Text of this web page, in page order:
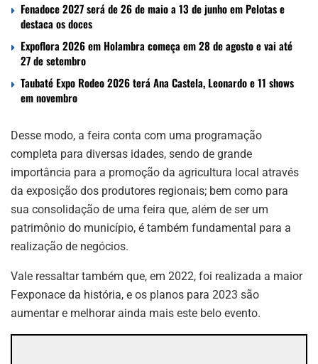
Fenadoce 2027 será de 26 de maio a 13 de junho em Pelotas e
destaca os doces
Expoflora 2026 em Holambra começa em 28 de agosto e vai até
27 de setembro
Taubaté Expo Rodeo 2026 terá Ana Castela, Leonardo e 11 shows
em novembro
Desse modo, a feira conta com uma programação
completa para diversas idades, sendo de grande
importância para a promoção da agricultura local através
da exposição dos produtores regionais; bem como para
sua consolidação de uma feira que, além de ser um
patrimônio do município, é também fundamental para a
realização de negócios.
Vale ressaltar também que, em 2022, foi realizada a maior
Fexponace da história, e os planos para 2023 são
aumentar e melhorar ainda mais este belo evento.